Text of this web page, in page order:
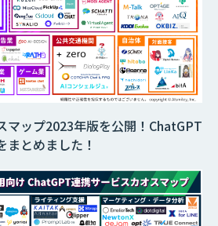
マップ2023年版を公開！ChatGPT
とめました！